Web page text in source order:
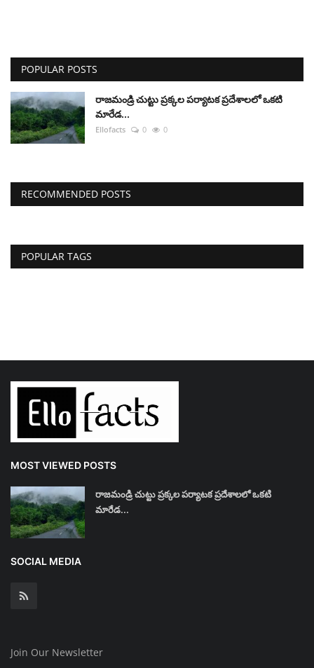
POPULAR POSTS
రాజమండ్రి చుట్టు ప్రక్కల పర్యాటక ప్రదేశాలలో ఒకటి
మారేడ...
Ellofacts 0 0
RECOMMENDED POSTS
POPULAR TAGS
MOST VIEWED POSTS
రాజమండ్రి చుట్టు ప్రక్కల పర్యాటక ప్రదేశాలలో ఒకటి
మారేడ...
SOCIAL MEDIA
Join Our Newsletter